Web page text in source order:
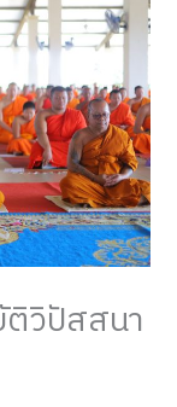
ติวิปัสสนา